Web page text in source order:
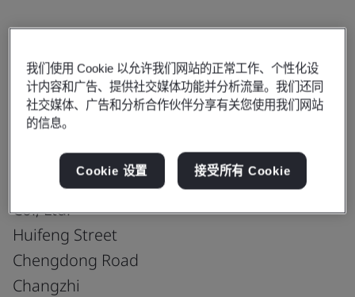
IATF 16949:2016
Shanxi Aoution Machinery Manufacturing
Co., Ltd.
Huifeng Street
Chengdong Road
Changzhi
我们使用 Cookie 以允许我们网站的正常工作、个性化设
计内容和广告、提供社交媒体功能并分析流量。我们还同
社交媒体、广告和分析合作伙伴分享有关您使用我们网站
的信息。
Cookie 设置 接受所有 Cookie